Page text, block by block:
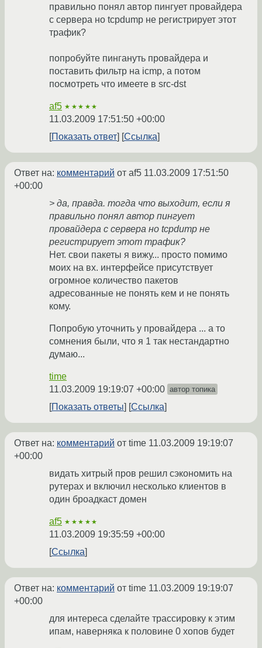
правильно понял автор пингует провайдера
с сервера но tcpdump не регистрирует этот
трафик?
попробуйте пингануть провайдера и
поставить фильтр на icmp, а потом
посмотреть что имеете в src-dst
af5 ★★★★★
11.03.2009 17:51:50 +00:00
Показать ответ
Ссылка
Ответ на: комментарий от af5 11.03.2009 17:51:50
+00:00
> да, правда. тогда что выходит, если я
правильно понял автор пингует
провайдера с сервера но tcpdump не
регистрирует этот трафик?
Нет. свои пакеты я вижу... просто помимо
моих на вх. интерфейсе присутствует
огромное количество пакетов
адресованные не понять кем и не понять
кому.
Попробую уточнить у провайдера ... а то
сомнения были, что я 1 так нестандартно
думаю...
time
11.03.2009 19:19:07 +00:00 автор топика
Показать ответы Ссылка
Ответ на: комментарий от time 11.03.2009 19:19:07
+00:00
видать хитрый пров решил сэкономить на
рутерах и включил несколько клиентов в
один броадкаст домен
af5 ★★★★★
11.03.2009 19:35:59 +00:00
Ссылка
Ответ на: комментарий от time 11.03.2009 19:19:07
+00:00
для интереса сделайте трассировку к этим
ипам, наверняка к половине 0 хопов будет